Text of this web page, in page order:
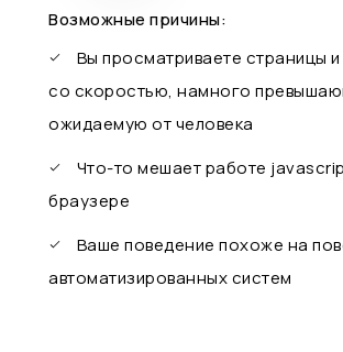
Возможные причины:
Вы просматриваете страницы и
со скоростью, намного
ожидаемую от человека
Что-то мешает работе
браузере
Ваше поведение похоже на
автоматизированных систем